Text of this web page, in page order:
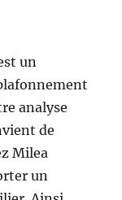
un
analyse
de
Milea
un